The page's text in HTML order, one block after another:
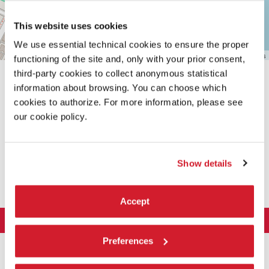
This website uses cookies
We use essential technical cookies to ensure the proper
functioning of the site and, only with your prior consent,
third-party cookies to collect anonymous statistical
information about browsing. You can choose which
cookies to authorize. For more information, please see
our cookie policy.
Show details
Accept
Preferences
Leaflet| ©OpenStreetMap contributors
LA BIENNALE DI VENEZIA
Cariche istituzionali